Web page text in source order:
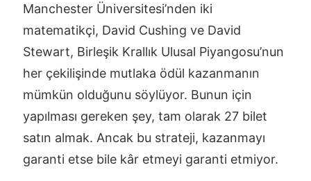
Manchester Üniversitesi’nden iki
matematikçi, David Cushing ve David
Stewart, Birleşik Krallık Ulusal Piyangosu’nun
her çekilişinde mutlaka ödül kazanmanın
mümkün olduğunu söylüyor. Bunun için
yapılması gereken şey, tam olarak 27 bilet
satın almak. Ancak bu strateji, kazanmayı
garanti etse bile kâr etmeyi garanti etmiyor.